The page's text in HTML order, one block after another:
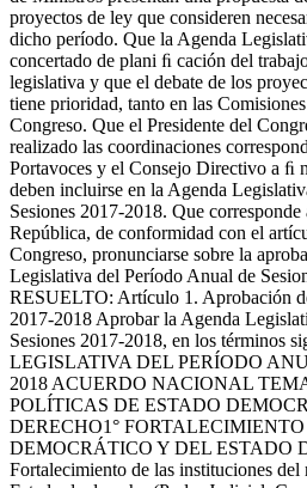
proyectos de ley que consideren
dicho período. Que la Agenda
concertado de plani ﬁ cación del
legislativa y que el debate de los
tiene prioridad, tanto en las
Congreso. Que el Presidente del
realizado las coordinaciones
Portavoces y el Consejo Directivo a ﬁ
deben incluirse en la Agenda
Sesiones 2017-2018. Que
República, de conformidad con el
Congreso, pronunciarse sobre la
Legislativa del Período Anual de
RESUELTO: Artículo 1. Aprobación
2017-2018 Aprobar la Agenda
Sesiones 2017-2018, en los términos
LEGISLATIVA DEL PERÍODO
2018 ACUERDO NACIONAL
POLÍTICAS DE ESTADO
DERECHO1°
DEMOCRÁTICO Y DEL ESTADO
Fortalecimiento de las instituciones